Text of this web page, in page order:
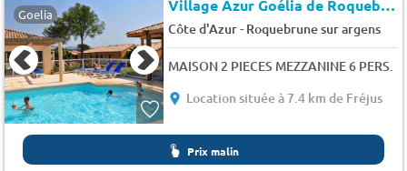
Goelia Village Azur Goélia de Roquebrune
Côte d'Azur- Roquebrune sur argens
MAISON 2 PIECES MEZZANINE 6 PERS.
Location située à 7.4 km de Fréjus
Prix malin